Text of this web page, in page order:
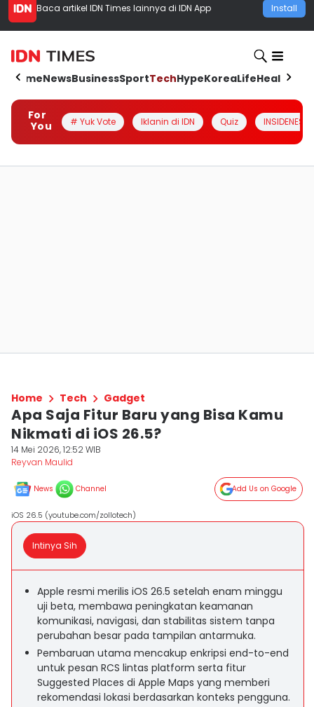
Baca artikel IDN Times lainnya di IDN App Install
HomeNewsBusinessSportTechHypeKoreaLifeHealth
For
You
# Yuk Vote Iklanin di IDN Quiz INSIDENESIA
Home Tech Gadget
Apa Saja Fitur Baru yang Bisa Kamu
Nikmati di iOS 26.5?
14 Mei 2026, 12:52 WIB
Reyvan Maulid
News Channel Add Us on Google
iOS 26.5 (youtube.com/zollotech)
Intinya Sih
Apple resmi merilis iOS 26.5 setelah enam minggu
uji beta, membawa peningkatan keamanan
komunikasi, navigasi, dan stabilitas sistem tanpa
perubahan besar pada tampilan antarmuka.
Pembaruan utama mencakup enkripsi end-to-end
untuk pesan RCS lintas platform serta fitur
Suggested Places di Apple Maps yang memberi
rekomendasi lokasi berdasarkan konteks pengguna.